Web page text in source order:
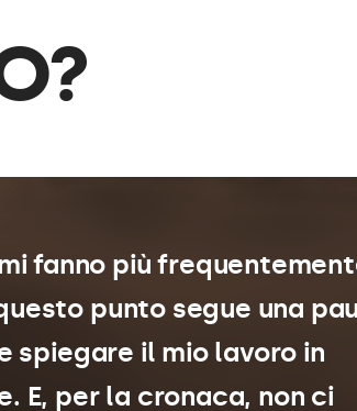
fanno più
punto segue una
spiegare il mio lavoro in
E, per la cronaca, non ci